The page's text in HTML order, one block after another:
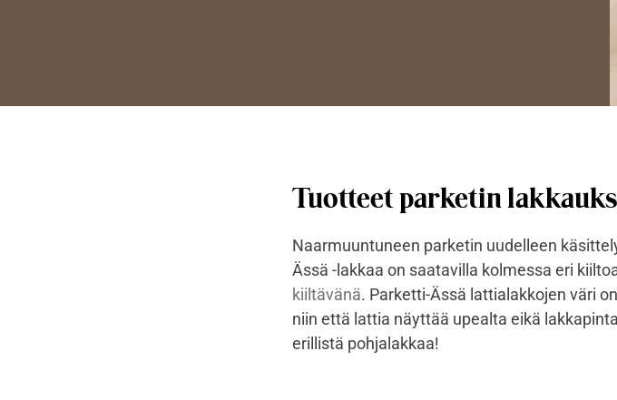
Tuotteet parketin
Naarmuuntuneen parketin uudelleen
Ässä -lakkaa on saatavilla kolmessa eri
kiiltävänä. Parketti-Ässä lattialakkojen väri
niin että lattia näyttää upealta eikä
erillistä pohjalakkaa!